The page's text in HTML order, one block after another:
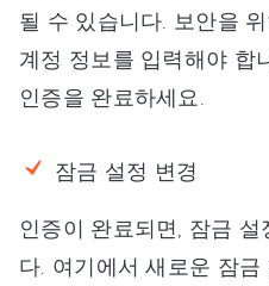
될 수 있습니다. 보안을
계정 정보를 입력해야 합
인증을 완료하세요.
잠금 설정 변경
인증이 완료되면, 잠금
다. 여기에서 새로운 잠